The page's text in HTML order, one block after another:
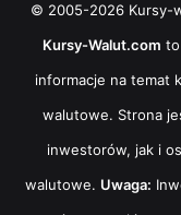
© 2005-2026 Kursy-
Kursy-Walut.com
informacje na temat
walutowe. Strona
inwestorów, jak i
walutowe. Uwaga: